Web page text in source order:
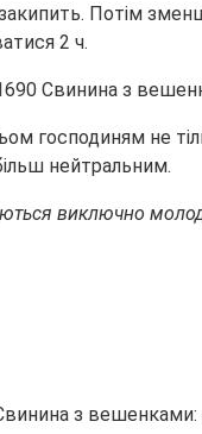
Потім
2 ч.
господиням не
нейтральним.
виключно